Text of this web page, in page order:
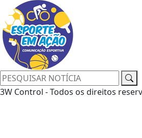
3W Control - Todos os direitos